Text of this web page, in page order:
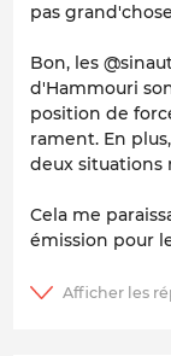
pas
Bon, les
d'Hammouri
position de
rament. En
deux situations
Cela me
émission pour